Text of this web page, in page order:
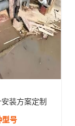
装方案定制
型号